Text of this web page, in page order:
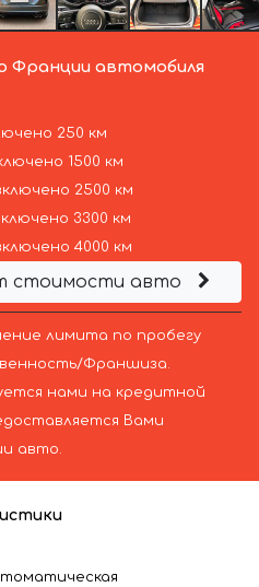
Франции автомобиля
250 км
1500 км
2500 км
3300 км
4000 км
стоимости авто
лимита по пробегу
Франшиза.
нами на кредитной
Вами
авто.